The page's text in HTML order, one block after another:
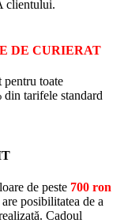
clientului.
DE CURIERAT
pentru toate
din tarifele standard
de peste 700 ron
are posibilitatea de a
Cadoul